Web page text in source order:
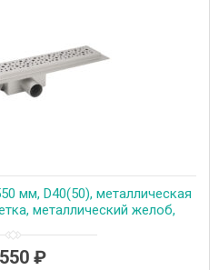
мм, D40(50), металлическая
металлический желоб,
₽